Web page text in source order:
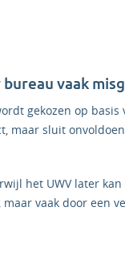
vaak
gekozen op
maar sluit
het UWV later
vaak door een